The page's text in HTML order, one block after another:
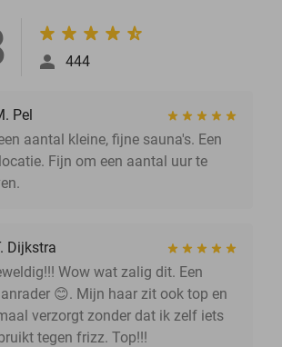
444
Pel
aantal kleine, fijne sauna's. Een
Fijn om een aantal uur te
Dijkstra
Wow wat zalig dit. Een
😊. Mijn haar zit ook top en
verzorgt zonder dat ik zelf iets
tegen frizz. Top!!!